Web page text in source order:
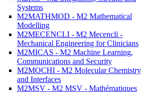
Systems
M2MATHMOD - M2 Mathematical
Modelling
M2MECENCLI - M2 Mecencli -
Mechanical Engineering for Clinicians
M2MICAS - M2 Machine Learning,
Communications and Security
M2MOCHI - M2 Molecular Chemistry
and Interfaces
M2MSV - M2 MSV - Mathématiques